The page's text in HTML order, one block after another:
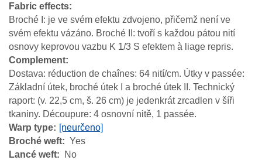
Fabric effects
Broché I: je ve svém efektu zdvojeno, přičemž není ve
svém efektu vázáno. Broché II: tvoří s každou pátou nití
osnovy keprovou vazbu K 1/3 S efektem à liage repris.
Complement
Dostava: réduction de chaînes: 64 nití/cm. Útky v passée:
Základní útek, broché útek I a broché útek II. Technický
raport: (v. 22,5 cm, š. 26 cm) je jedenkrát zrcadlen v šíři
tkaniny. Découpure: 4 osnovní nitě, 1 passée.
Warp type
[neurčeno]
Broché weft
Yes
Lancé weft
No